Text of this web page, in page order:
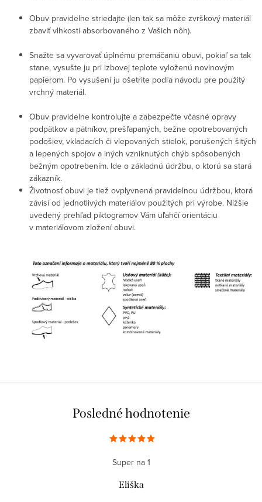
Obuv pravidelne striedajte (len tak sa môže zvrškový materiál
zbaviť vlhkosti absorbovaného z Vašich nôh).
Snažte sa vyvarovať úplnému premáčaniu obuvi, pokiaľ sa tak
stane, vysušte ju pri izbovej teplote vyloženú novinovým
papierom. Po vysušení ju ošetrite podľa návodu pre použitý
vrchný materiál.
Obuv pravidelne kontrolujte a zabezpečte včasné opravy
podpätkov a pätníkov, prešľapaných, bežne opotrebovaných
podošiev, vkladacích či vlepovaných stielok, porušených šitých
a lepených spojov a iných vzniknutých chýb spôsobených
bežným opotrebením. Ide o základnú údržbu, o ktorú sa stará
zákazník.
Životnosť obuvi je tiež ovplyvnená pravidelnou údržbou, ktorá
závisí od jednotlivých materiálov použitých pri výrobe. Nižšie
uvedený prehľad piktogramov Vám uľahčí orientáciu
v materiálovom zložení obuvi.
Posledné hodnotenie
Super na 1
Eliška